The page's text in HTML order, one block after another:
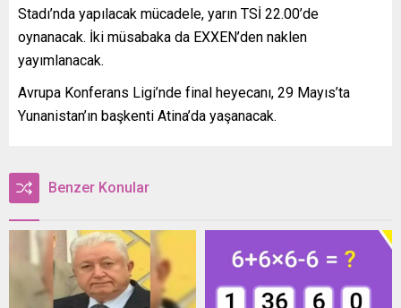
Stadı’nda yapılacak mücadele, yarın TSİ 22.00’de
oynanacak. İki müsabaka da EXXEN’den naklen
yayımlanacak.
Avrupa Konferans Ligi’nde final heyecanı, 29 Mayıs’ta
Yunanistan’ın başkenti Atina’da yaşanacak.
Benzer Konular